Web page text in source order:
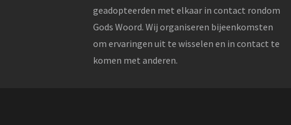
geadopteerden met elkaar in contact rondom
Gods Woord. Wij organiseren bijeenkomsten
om ervaringen uit te wisselen en in contact te
komen met anderen.